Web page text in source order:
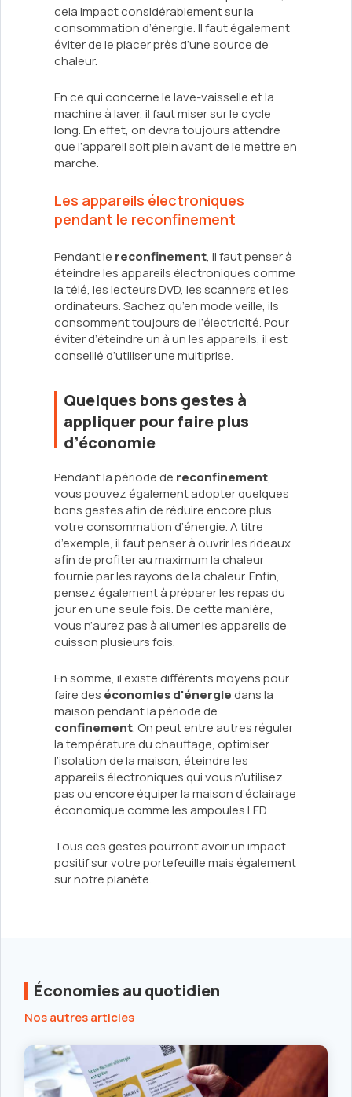
cela impact considérablement sur la
consommation d’énergie. Il faut également
éviter de le placer près d’une source de
chaleur.
En ce qui concerne le lave-vaisselle et la
machine à laver, il faut miser sur le cycle
long. En effet, on devra toujours attendre
que l’appareil soit plein avant de le mettre en
marche.
Les appareils électroniques
pendant le reconfinement
Pendant le reconfinement, il faut penser à
éteindre les appareils électroniques comme
la télé, les lecteurs DVD, les scanners et les
ordinateurs. Sachez qu’en mode veille, ils
consomment toujours de l’électricité. Pour
éviter d’éteindre un à un les appareils, il est
conseillé d’utiliser une multiprise.
Quelques bons gestes à
appliquer pour faire plus
d’économie
Pendant la période de reconfinement,
vous pouvez également adopter quelques
bons gestes afin de réduire encore plus
votre consommation d’énergie. A titre
d’exemple, il faut penser à ouvrir les rideaux
afin de profiter au maximum la chaleur
fournie par les rayons de la chaleur. Enfin,
pensez également à préparer les repas du
jour en une seule fois. De cette manière,
vous n’aurez pas à allumer les appareils de
cuisson plusieurs fois.
En somme, il existe différents moyens pour
faire des économies d'énergie dans la
maison pendant la période de
confinement. On peut entre autres réguler
la température du chauffage, optimiser
l’isolation de la maison, éteindre les
appareils électroniques qui vous n’utilisez
pas ou encore équiper la maison d’éclairage
économique comme les ampoules LED.
Tous ces gestes pourront avoir un impact
positif sur votre portefeuille mais également
sur notre planète.
Économies au quotidien
Nos autres articles